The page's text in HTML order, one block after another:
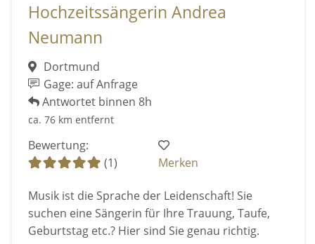
Hochzeitssängerin Andrea
Neumann
Dortmund
Gage: auf Anfrage
Antwortet binnen 8h
ca. 76 km entfernt
Bewertung:
(1)
Merken
Musik ist die Sprache der Leidenschaft! Sie
suchen eine Sängerin für Ihre Trauung, Taufe,
Geburtstag etc.? Hier sind Sie genau richtig.